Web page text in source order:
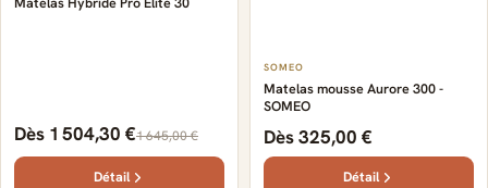
Dès 1 504,30 €1 645,00 €
Détail
SOMEO
Matelas mousse Aurore 300 -
SOMEO
Dès 325,00 €
Détail